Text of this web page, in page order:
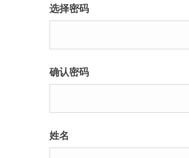
选择密码
确认密码
姓名